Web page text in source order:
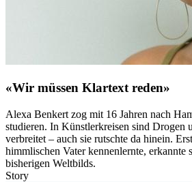
«Wir müssen Klartext reden»
Alexa Benkert zog mit 16 Jahren nach
studieren. In Künstlerkreisen sind Drogen
verbreitet – auch sie rutschte da hinein.
himmlischen Vater kennenlernte, erkannte
bisherigen Weltbilds.
Story